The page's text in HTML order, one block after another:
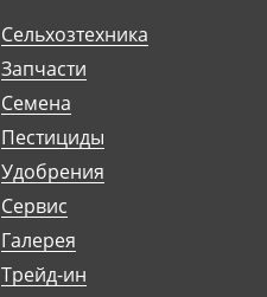
Сельхозтехника
Запчасти
Семена
Пестициды
Удобрения
Сервис
Галерея
Трейд-ин